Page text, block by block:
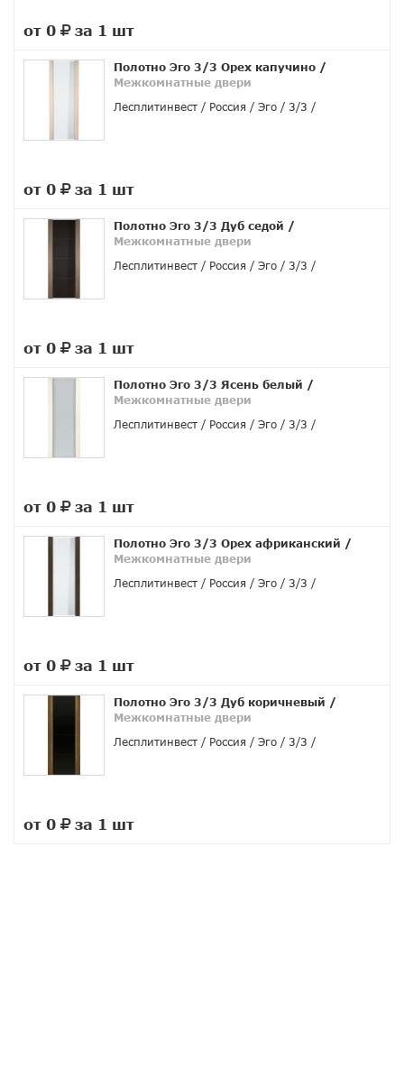
от 0
за 1 шт
Полотно Эго 3/3 Орех капучино /
Межкомнатные двери
Лесплитинвест
Россия Эго 3/3
от 0
за 1 шт
Полотно Эго 3/3 Дуб седой /
Межкомнатные двери
Лесплитинвест
Россия Эго 3/3
от 0
за 1 шт
Полотно Эго 3/3 Ясень белый /
Межкомнатные двери
Лесплитинвест
Россия Эго 3/3
от 0
за 1 шт
Полотно Эго 3/3 Орех африканский /
Межкомнатные двери
Лесплитинвест
Россия Эго 3/3
от 0
за 1 шт
Полотно Эго 3/3 Дуб коричневый /
Межкомнатные двери
Лесплитинвест
Россия Эго 3/3
от 0
за 1 шт